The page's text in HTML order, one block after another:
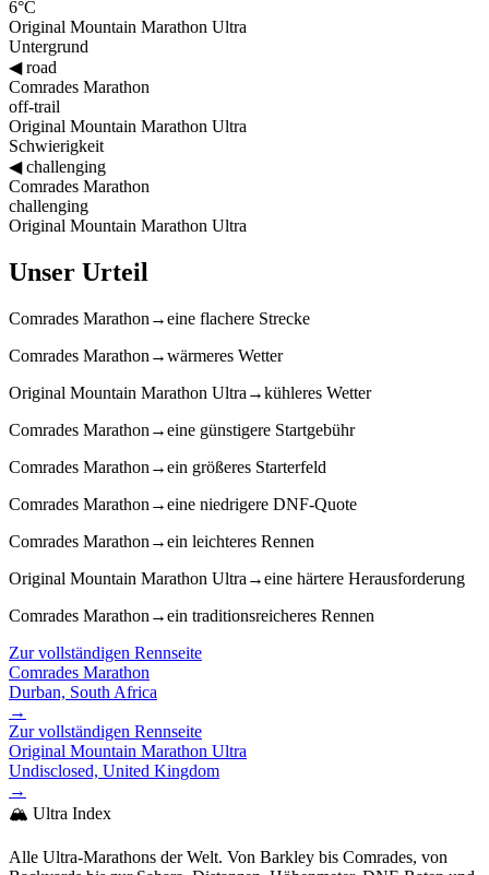
6°C
Original Mountain Marathon Ultra
Untergrund
◀road
Comrades Marathon
off-trail
Original Mountain Marathon Ultra
Schwierigkeit
◀challenging
Comrades Marathon
challenging
Original Mountain Marathon Ultra
Unser Urteil
Comrades Marathon →eine flachere Strecke
Comrades Marathon →wärmeres Wetter
Original Mountain Marathon Ultra →kühleres Wetter
Comrades Marathon →eine günstigere Startgebühr
Comrades Marathon →ein größeres Starterfeld
Comrades Marathon →eine niedrigere DNF-Quote
Comrades Marathon →ein leichteres Rennen
Original Mountain Marathon Ultra →eine härtere Herausforderung
Comrades Marathon →ein traditionsreicheres Rennen
Zur vollständigen Rennseite
Comrades Marathon
Durban, South Africa
→
Zur vollständigen Rennseite
Original Mountain Marathon Ultra
Undisclosed, United Kingdom
→
🏔️ Ultra Index
Alle Ultra-Marathons der Welt. Von Barkley bis Comrades, von